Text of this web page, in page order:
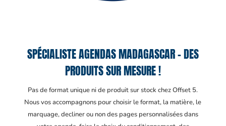
SPÉCIALISTE AGENDAS MADAGASCAR – DES
PRODUITS SUR MESURE !
Pas de format unique ni de produit sur stock chez Offset 5.
Nous vos accompagnons pour choisir le format, la matière, le
marquage, decliner ou non des pages personnalisées dans